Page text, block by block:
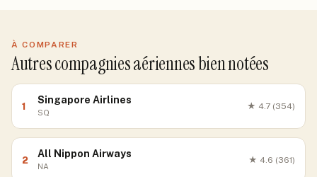
À COMPARER
Autres compagnies aériennes bien notées
1
Singapore Airlines
SQ
★ 4.7 (354)
2
All Nippon Airways
NA
★ 4.6 (361)